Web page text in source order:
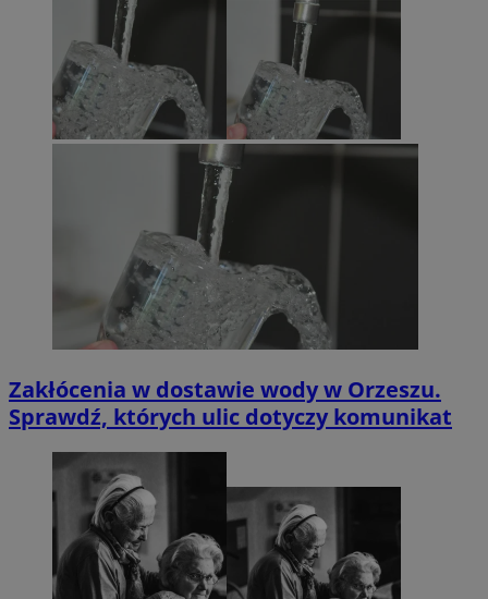
Zakłócenia w dostawie wody w Orzeszu.
Sprawdź, których ulic dotyczy komunikat